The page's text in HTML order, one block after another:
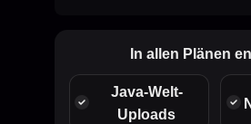
In allen Plänen
Java-Welt-
Uploads